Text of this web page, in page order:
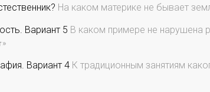
На каком материке не бывает
Вариант 5 В каком примере не нарушена
Вариант 4 К традиционным занятиям